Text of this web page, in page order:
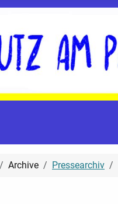
Archive Pressearchiv